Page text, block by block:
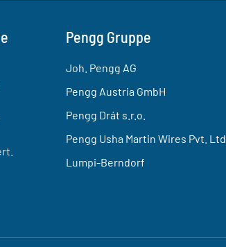
Pengg Gruppe
Joh. Pengg AG
Pengg Austria GmbH
Pengg Drát s.r.o.
Pengg Usha Martin Wires Pvt. Ltd.
Lumpi-Berndorf